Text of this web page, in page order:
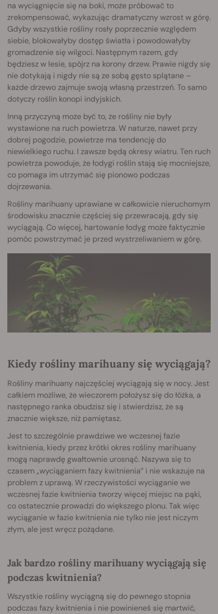
na wyciągnięcie się na boki, może próbować to
zrekompensować, wykazując dramatyczny wzrost w górę.
Gdyby wszystkie rośliny rosły poprzecznie względem
siebie, blokowałyby dostęp światła i powodowałyby
gromadzenie się wilgoci. Następnym razem, gdy
będziesz w lesie, spójrz na korony drzew. Prawie nigdy się
nie dotykają i nigdy nie są ze sobą gęsto splątane –
każde drzewo zajmuje swoją własną przestrzeń. To samo
dotyczy roślin konopi indyjskich.
Inną przyczyną może być to, że rośliny nie były
wystawione na ruch powietrza. W naturze, nawet przy
dobrej pogodzie, powietrze ma tendencję do
niewielkiego ruchu. I zawsze będą okresy wiatru. Ten ruch
powietrza powoduje, że łodygi roślin stają się mocniejsze,
co pomaga im utrzymać się pionowo podczas
dojrzewania.
Rośliny marihuany uprawiane w całkowicie nieruchomym
środowisku znacznie częściej się przewracają, gdy się
wyciągają. Co więcej, hartowanie łodyg może faktycznie
pomóc powstrzymać je przed wystrzeliwaniem w górę.
Kiedy rośliny marihuany się wyciągają?
Rośliny marihuany najczęściej wyciągają się w nocy. Jest
całkiem możliwe, że wieczorem położysz się do łóżka, a
następnego ranka obudzisz się i stwierdzisz, że są
znacznie większe, niż pamiętasz.
Jest to szczególnie prawdziwe we wczesnej fazie
kwitnienia, kiedy przez krótki okres rośliny marihuany
mogą naprawdę gwałtownie urosnąć. Nazywa się to
czasem „wyciąganiem fazy kwitnienia” i nie wskazuje na
problem z uprawą. W rzeczywistości wyciąganie we
wczesnej fazie kwitnienia tworzy więcej miejsc na pąki,
co ostatecznie prowadzi do większego plonu. Tak więc
wyciąganie w fazie kwitnienia nie tylko nie jest niczym
złym, ale jest wręcz pożądane.
Jak bardzo rośliny marihuany wyciągają się
podczas kwitnienia?
Wszystkie rośliny wyciągną się do pewnego stopnia
podczas fazy kwitnienia i nie powinieneś się martwić,